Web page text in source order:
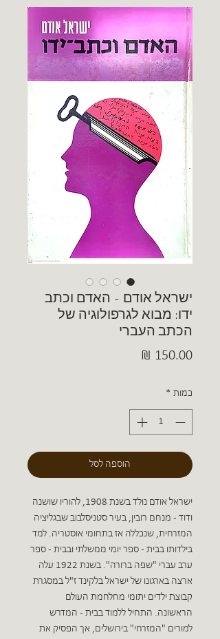
ישראל אודם - האדם וכתב
ידו: מבוא לגרפולוגיה של
הכתב העברי
כמות *
הוספה לסל
ישראל אודם נולד בשנת 1908, להוריו שושנה
ודוד - מנחם רובין, בעיר סטניסלבוב שבגליציה
המזרחית, שנכללה אז בתחומי אוסטריה. למד
בילדותו בבית - ספר יומי ממשלתי ובבית - ספר
ערב עברי "שפה ברורה". בשנת 1922 עלה
ארצה בארגונו של ישראל בלקינד ז"ל במסגרת
קבוצת ילדים יתומי מחלחמת העולם
הראשונה. התחיל ללמוד בבית - המדרש
למורים "המזרחי" בירושלים, אך הפסיק את